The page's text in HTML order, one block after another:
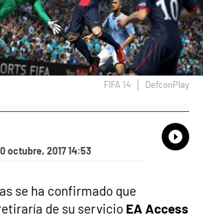
FIFA 14 DefconPlay
octubre, 2017 14:53
se ha confirmado que
de su servicio EA Access